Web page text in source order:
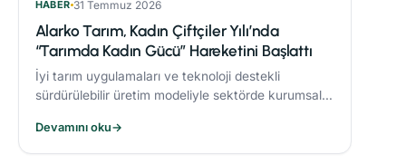
HABER 31 Temmuz 2026
Alarko Tarım, Kadın Çiftçiler Yılı’nda
“Tarımda Kadın Gücü” Hareketini Başlattı
İyi tarım uygulamaları ve teknoloji destekli
sürdürülebilir üretim modeliyle sektörde kurumsal
üçüncü yılında “Tarımda Kadın Gücü” hareketi
başlatıyor.
Devamını oku→